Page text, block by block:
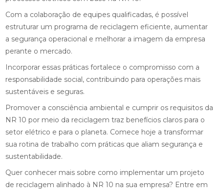
Com a colaboração de equipes qualificadas, é possível
estruturar um programa de reciclagem eficiente, aumentar
a segurança operacional e melhorar a imagem da empresa
perante o mercado.
Incorporar essas práticas fortalece o compromisso com a
responsabilidade social, contribuindo para operações mais
sustentáveis e seguras.
Promover a consciência ambiental e cumprir os requisitos da
NR 10 por meio da reciclagem traz benefícios claros para o
setor elétrico e para o planeta. Comece hoje a transformar
sua rotina de trabalho com práticas que aliam segurança e
sustentabilidade.
Quer conhecer mais sobre como implementar um projeto
de reciclagem alinhado à NR 10 na sua empresa? Entre em